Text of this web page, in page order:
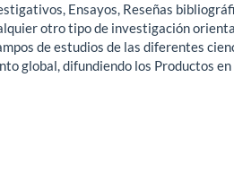
Ensayos, Reseñas
otro tipo de investigación
de estudios de las diferentes
global, difundiendo los Productos